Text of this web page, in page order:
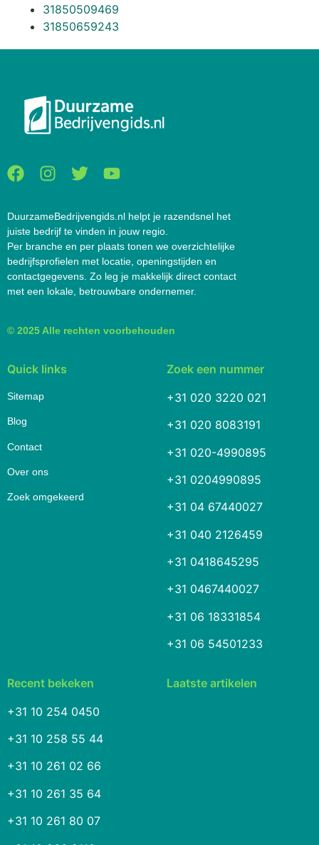
31850509469
31850659243
DuurzameBedrijvengids.nl helpt je razendsnel het
juiste bedrijf te vinden in jouw regio.
Per branche en per plaats tonen we overzichtelijke
bedrijfsprofielen met locatie, openingstijden en
contactgegevens. Zo leg je makkelijk direct contact
met een lokale, betrouwbare ondernemer.
© 2025 Alle rechten voorbehouden
Quick links
Sitemap
Blog
Contact
Over ons
Zoek omgekeerd
Zoek een nummer
+31 020 3220 021
+31 020 8083191
+31 020-4990895
+31 0204990895
+31 04 67440027
+31 040 2126459
+31 0418645295
+31 0467440027
+31 06 18331854
+31 06 54501233
Recent bekeken
+31 10 254 0450
+31 10 258 55 44
+31 10 261 02 66
+31 10 261 35 64
+31 10 261 80 07
Laatste artikelen